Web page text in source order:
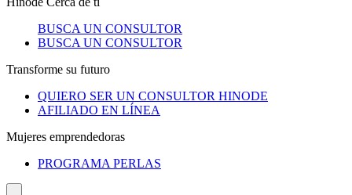
BUSCA UN CONSULTOR
BUSCA UN CONSULTOR
Transforme su futuro
QUIERO SER UN CONSULTOR HINODE
AFILIADO EN LÍNEA
Mujeres emprendedoras
PROGRAMA PERLAS